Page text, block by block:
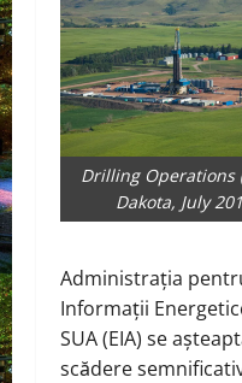
Drilling Operations
Dakota, July
Administrația
Informații
SUA (EIA) se
scădere